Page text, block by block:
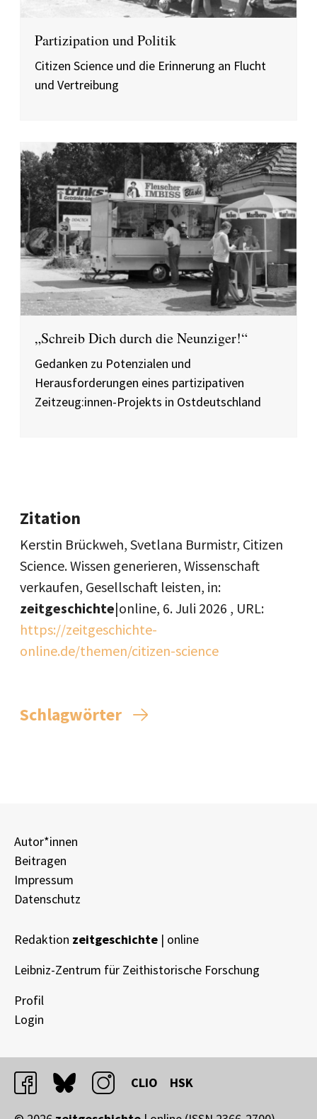
Partizipation und Politik
Citizen Science und die Erinnerung an Flucht
und Vertreibung
„Schreib Dich durch die Neunziger!“
Gedanken zu Potenzialen und
Herausforderungen eines partizipativen
Zeitzeug:innen-Projekts in Ostdeutschland
Zitation
Kerstin Brückweh, Svetlana Burmistr, Citizen
Science. Wissen generieren, Wissenschaft
verkaufen, Gesellschaft leisten, in:
zeitgeschichte|online, 6. Juli 2026 , URL:
https://zeitgeschichte-
online.de/themen/citizen-science
Schlagwörter
Autor*innen
Beitragen
Impressum
Datenschutz
Redaktion zeitgeschichte | online
Leibniz-Zentrum für Zeithistorische Forschung
Profil
Login
facebookbluesky instagram
CLIO HSK